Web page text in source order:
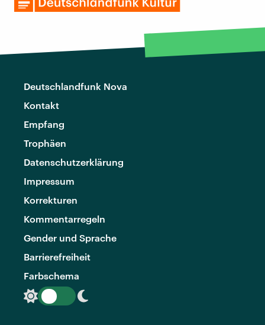
Deutschlandfunk Nova
Kontakt
Empfang
Trophäen
Datenschutzerklärung
Impressum
Korrekturen
Kommentarregeln
Gender und Sprache
Barrierefreiheit
Farbschema